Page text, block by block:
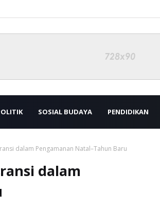
SOSIAL BUDAYA PENDIDIKAN
dalam Pengamanan Natal–Tahun Baru
dalam